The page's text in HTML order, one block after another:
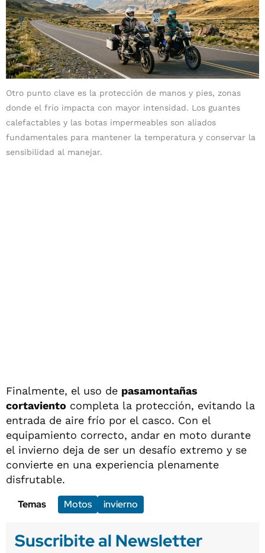
Otro punto clave es la protección de manos y pies, zonas
donde el frío impacta con mayor intensidad. Los guantes
calefactables y las botas impermeables son aliados
fundamentales para mantener la temperatura y conservar la
sensibilidad al manejar.
Finalmente, el uso de pasamontañas
cortaviento completa la protección, evitando la
entrada de aire frío por el casco. Con el
equipamiento correcto, andar en moto durante
el invierno deja de ser un desafío extremo y se
convierte en una experiencia plenamente
disfrutable.
Temas
Motos invierno
Suscribite al Newsletter